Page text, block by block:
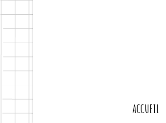
ACCUEIL